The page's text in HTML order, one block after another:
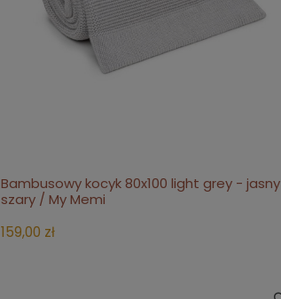
do koszyka
Bambusowy kocyk 80x100 light grey - jasny
szary / My Memi
159,00 zł